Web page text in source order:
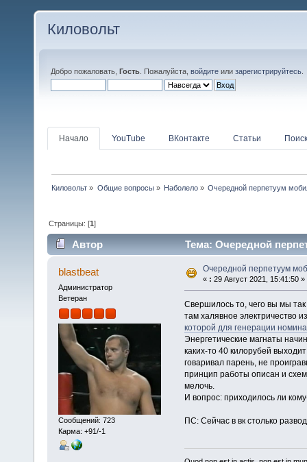
Киловольт
Добро пожаловать, Гость . Пожалуйста, войдите или зарегистрируйтесь
Начало YouTube ВКонтакте Статьи Поиск
Киловольт » Общие вопросы» Наболело» Очередной перпетуум
Страницы: [1]
Автор Тема: Очередной
blastbeat
Администратор
Ветеран
Сообщений: 723
Карма: +91/-1
Очередной перпетуум
« : 29 Август 2021, 15:41:50 »
Свершилось то, чего вы мы
там халявное электричество
которой для генерации
Энергетические магнаты
каких-то 40 килорубей
говаривал парень, не
принцип работы описан и
мелочь.
И вопрос: приходилось ли
ПС: Сейчас в вк столько